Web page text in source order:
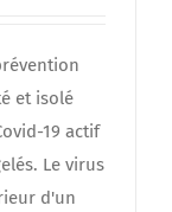
et isolé
19 actif
Le virus
d'un